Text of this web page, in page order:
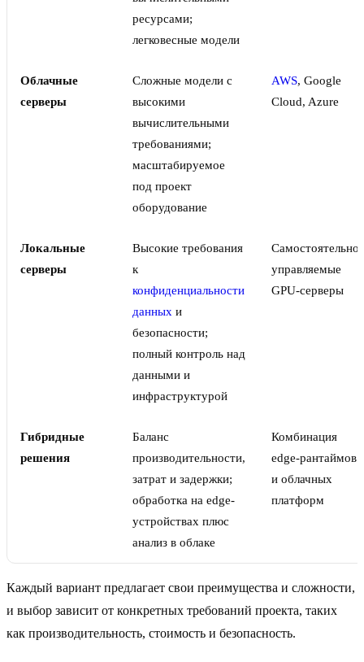
ресурсами;
легковесные модели
Облачные
серверы
Сложные модели с
высокими
вычислительными
требованиями;
масштабируемое
под проект
оборудование
AWS, Google
Cloud, Azure
Локальные
серверы
Высокие требования
к
конфиденциальности
данных и
безопасности;
полный контроль над
данными и
инфраструктурой
Самостоятельно
управляемые
GPU-серверы
Гибридные
решения
Баланс
производительности,
затрат и задержки;
обработка на edge-
устройствах плюс
анализ в облаке
Комбинация
edge-рантаймов
и облачных
платформ
Каждый вариант предлагает свои преимущества и сложности,
и выбор зависит от конкретных требований проекта, таких
как производительность, стоимость и безопасность.